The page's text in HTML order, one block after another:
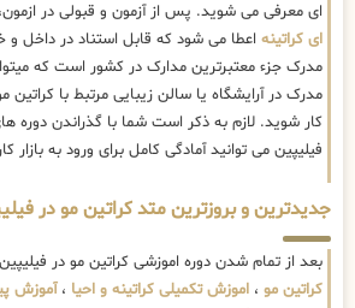
ای معرفی می شوید. پس از آزمون و قبولی در
ای کراتینه اعطا می شود که قابل استناد در داخل
مدرک جزء معتبرترین مدارک در کشور است که
مدرک در آرایشگاه یا سالن زیبایی مرتبط با
کار شوید. لازم به ذکر است شما با گذراندن دوره
فیلیپین می توانید آمادگی کامل برای ورود به بازار
جدیدترین و بروزترین متد کراتین مو در
بعد از تمام شدن دوره اموزشی کراتین مو در
کراتین مو ، اموزش تکمیلی کراتینه و احیا ،آموزش